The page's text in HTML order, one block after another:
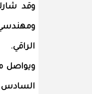
وقد
الراقي.
ويواصل